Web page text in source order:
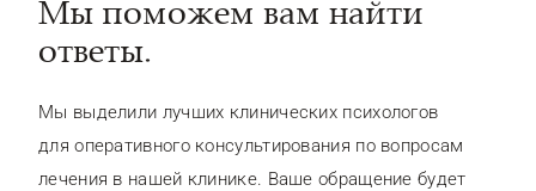
Мы поможем вам найти
ответы.
Мы выделили лучших клинических психологов
для оперативного консультирования по вопросам
лечения в нашей клинике. Ваше обращение будет